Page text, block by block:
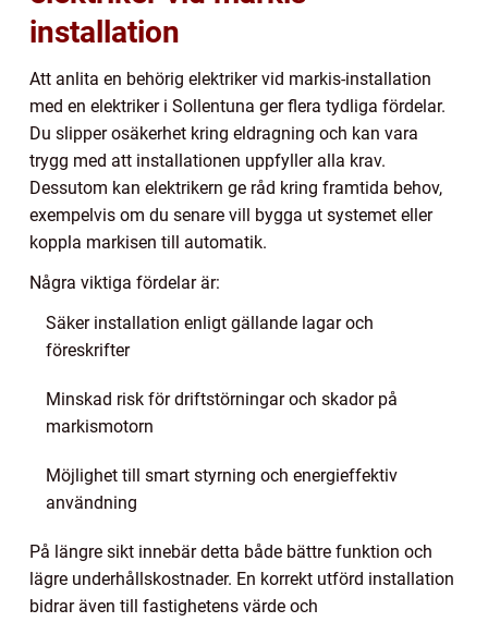
installation
Att anlita en behörig elektriker vid markis-installation
med en elektriker i Sollentuna ger flera tydliga fördelar.
Du slipper osäkerhet kring eldragning och kan vara
trygg med att installationen uppfyller alla krav.
Dessutom kan elektrikern ge råd kring framtida behov,
exempelvis om du senare vill bygga ut systemet eller
koppla markisen till automatik.
Några viktiga fördelar är:
Säker installation enligt gällande lagar och
föreskrifter
Minskad risk för driftstörningar och skador på
markismotorn
Möjlighet till smart styrning och energieffektiv
användning
På längre sikt innebär detta både bättre funktion och
lägre underhållskostnader. En korrekt utförd installation
bidrar även till fastighetens värde och